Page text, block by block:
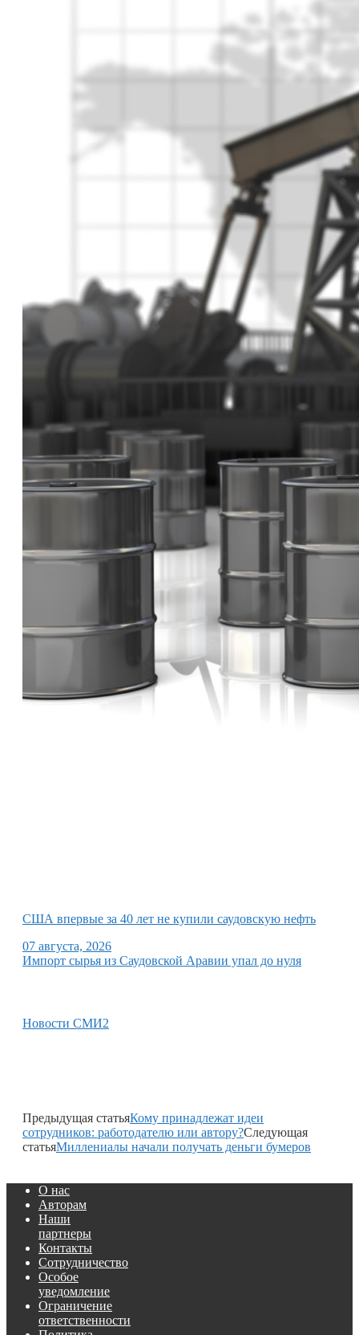
США впервые за 40 лет не купили саудовскую нефть
07 августа, 2026
Импорт сырья из Саудовской Аравии упал до нуля
Новости СМИ2
Предыдущая статьяКому принадлежат идеи
сотрудников: работодателю или автору?Следующая
статьяМиллениалы начали получать деньги бумеров
О нас
Авторам
Наши
партнеры
Контакты
Сотрудничество
Особое
уведомление
Ограничение
ответственности